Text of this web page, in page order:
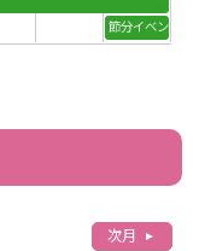
節分イベント 神
次月